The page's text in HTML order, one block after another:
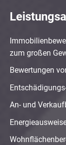
zum großen
Bewertungen
An- und